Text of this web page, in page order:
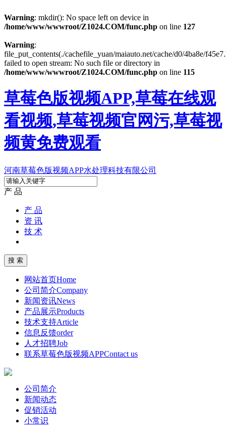
Warning: mkdir(): No space left on device in
/home/www/wwwroot/Z1024.COM/func.php on line 127
Warning:
file_put_contents(./cachefile_yuan/maiauto.net/cache/d0/4ba8e/
failed to open stream: No such file or directory in
/home/www/wwwroot/Z1024.COM/func.php on line 115
草莓色版视频APP,草莓在线观
看视频,草莓视频官网污,草莓视
频黄免费观看
河南草莓色版视频APP水处理科技有限公司
产 品
产 品
资 讯
技 术
网站首页Home
公司简介Company
新闻资讯News
产品展示Products
技术支持Article
信息反馈order
人才招聘Job
联系草莓色版视频APPContact us
公司简介
新闻动态
促销活动
小常识